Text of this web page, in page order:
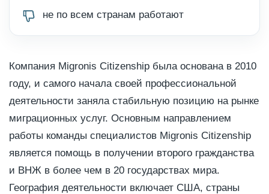
не по всем странам работают
Компания Migronis Citizenship была основана в 2010
году, и самого начала своей профессиональной
деятельности заняла стабильную позицию на рынке
миграционных услуг. Основным направлением
работы команды специалистов Migronis Citizenship
является помощь в получении второго гражданства
и ВНЖ в более чем в 20 государствах мира.
География деятельности включает США, страны